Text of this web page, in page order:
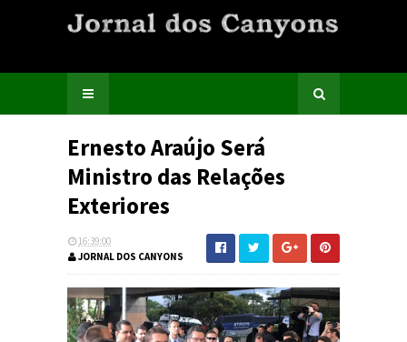
Ernesto Araújo Será
Ministro das Relações
Exteriores
16:39:00
JORNAL DOS CANYONS